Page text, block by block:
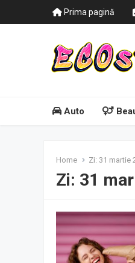
Prima pagină
Auto
Home Zi: 31 martie
Zi: 31